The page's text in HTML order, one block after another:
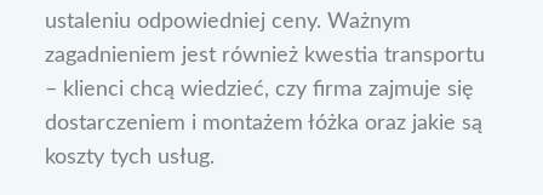
ustaleniu odpowiedniej ceny. Ważnym
zagadnieniem jest również kwestia transportu
– klienci chcą wiedzieć, czy firma zajmuje się
dostarczeniem i montażem łóżka oraz jakie są
koszty tych usług.